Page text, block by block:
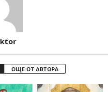
ОЩЕ ОТ АВТОРА